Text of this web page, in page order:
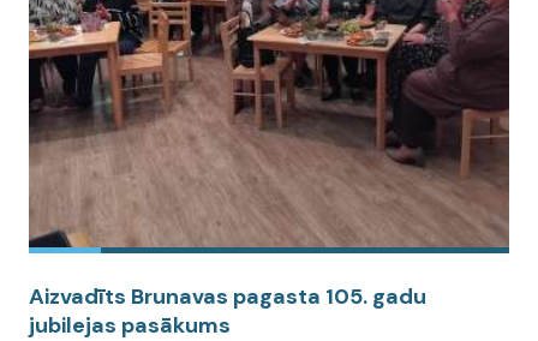
Aizvadīts Brunavas pagasta 105. gadu
jubilejas pasākums